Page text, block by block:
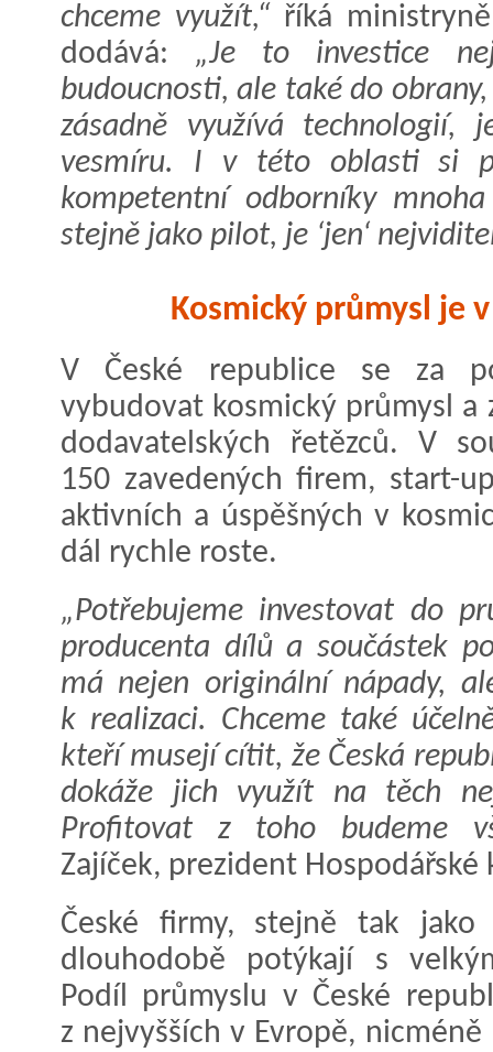
chceme využít,“ říká
dodává: „Je to investice
budoucnosti, ale také do
zásadně využívá technologií,
vesmíru. I v této oblasti si
kompetentní odborníky
stejně jako pilot, je ‘jen‘
Kosmický průmysl je
V České republice se za
vybudovat kosmický průmysl
dodavatelských řetězců. V
150 zavedených firem, start-
aktivních a úspěšných v
dál rychle roste.
„Potřebujeme investovat do
producenta dílů a součástek
má nejen originální nápady,
k realizaci. Chceme také
kteří musejí cítit, že Česká
dokáže jich využít na těch
Profitovat z toho budeme
Zajíček, prezident
České firmy, stejně tak jako
dlouhodobě potýkají s
Podíl průmyslu v České
z nejvyšších v Evropě,